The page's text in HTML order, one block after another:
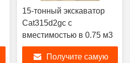
15-тонный экскаватор
Cat315d2gc с
вместимостью в 0.75 м3
Получите самую